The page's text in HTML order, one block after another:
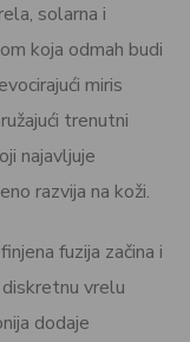
solarna i
koja odmah budi
miris
trenutni
najavljuje
razvija na koži.
fuzija začina i
vrelu
dodaje